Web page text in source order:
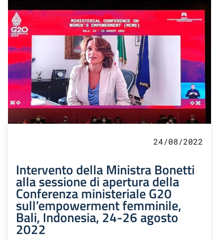
24/08/2022
Intervento della Ministra Bonetti
alla sessione di apertura della
Conferenza ministeriale G20
sull’empowerment femminile,
Bali, Indonesia, 24-26 agosto
2022